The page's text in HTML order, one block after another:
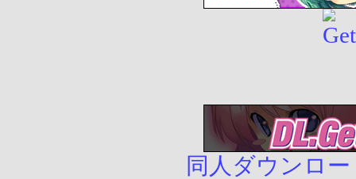
同人ダウンロー